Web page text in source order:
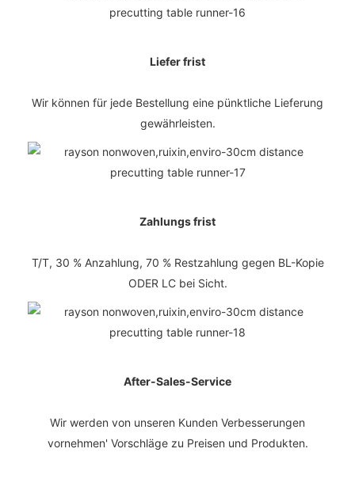
Liefer frist
Wir können für jede Bestellung eine pünktliche Lieferung
gewährleisten.
Zahlungs frist
T/T, 30 % Anzahlung, 70 % Restzahlung gegen BL-Kopie
ODER LC bei Sicht.
After-Sales-Service
Wir werden von unseren Kunden Verbesserungen
vornehmen' Vorschläge zu Preisen und Produkten.